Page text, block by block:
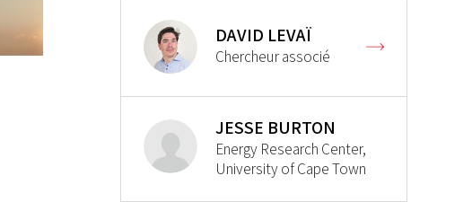
DAVID LEVAÏ
Chercheur associé
JESSE BURTON
Energy Research Center,
University of Cape Town